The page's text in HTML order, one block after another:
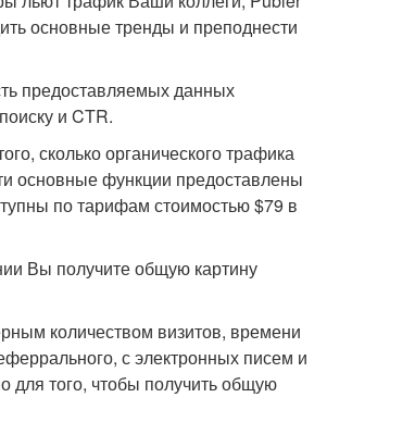
основные тренды и преподнести
предоставляемых данных
и CTR.
сколько органического трафика
основные функции предоставлены
по тарифам стоимостью $79 в
Вы получите общую картину
количеством визитов, времени
с электронных писем и
для того, чтобы получить общую